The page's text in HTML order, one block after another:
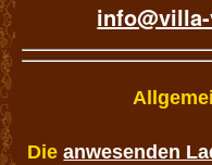
Dieanwesenden